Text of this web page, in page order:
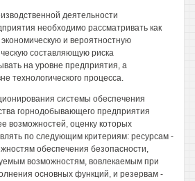
деятельности
необходимо рассматривать как
и вероятностную
составляющую риска
на уровне предприятия, а
технологического процесса.
системы обеспечения
горнодобывающего предприятия
возможностей, оценку которых
по следующим критериям: ресурсам -
обеспечения безопасности,
возможностям, вовлекаемым при
основных функций, и резервам -